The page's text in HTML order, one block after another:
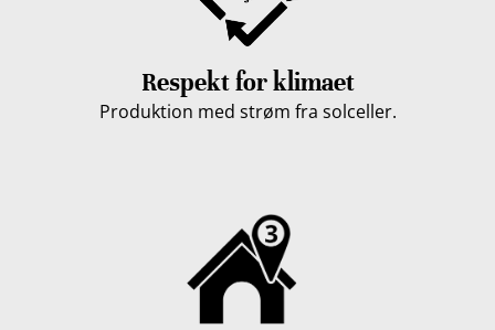
Respekt for klimaet
Produktion med strøm fra solceller.